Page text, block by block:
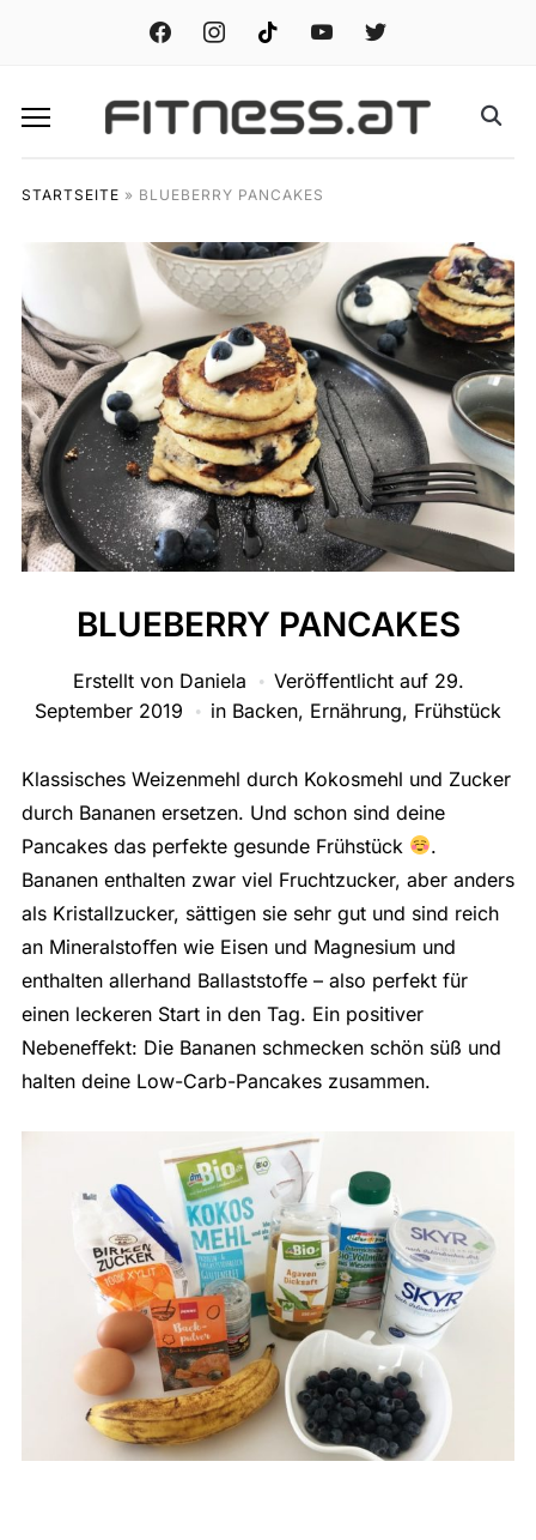
facebook instagramtiktok youtube twitter
STARTSEITE » BLUEBERRY PANCAKES
BLUEBERRY PANCAKES
Erstellt von Daniela Veröffentlicht auf 29.
September 2019
in Backen, Ernährung, Frühstück
Klassisches Weizenmehl durch Kokosmehl und Zucker
durch Bananen ersetzen. Und schon sind deine
Pancakes das perfekte gesunde Frühstück
.
Bananen enthalten zwar viel Fruchtzucker, aber anders
als Kristallzucker, sättigen sie sehr gut und sind reich
an Mineralstoﬀen wie Eisen und Magnesium und
enthalten allerhand Ballaststoﬀe – also perfekt für
einen leckeren Start in den Tag. Ein positiver
Nebeneﬀekt: Die Bananen schmecken schön süß und
halten deine Low-Carb-Pancakes zusammen.